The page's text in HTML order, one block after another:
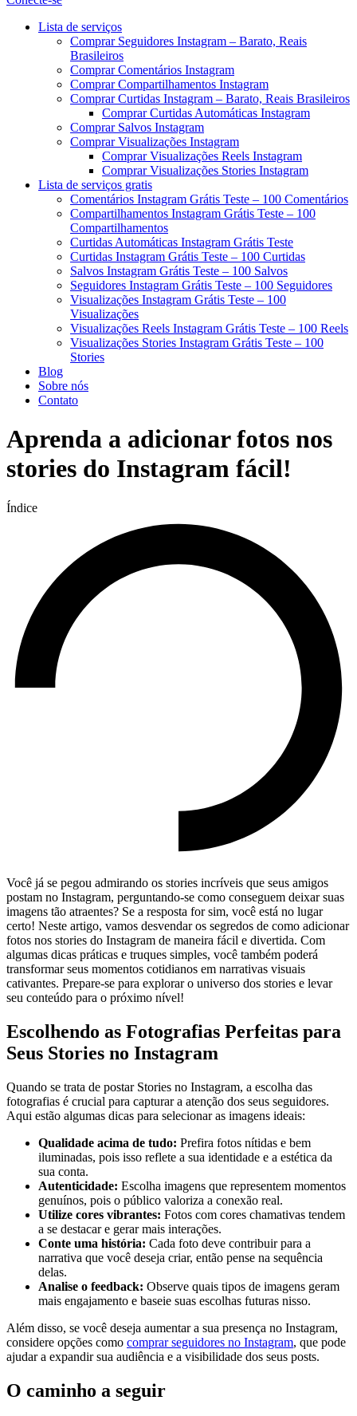
Menu
Lista de serviços
Comprar Seguidores Instagram – Barato, Reais
Brasileiros
Comprar Comentários Instagram
Comprar Compartilhamentos Instagram
Comprar Curtidas Instagram – Barato, Reais Brasileiros
Comprar Curtidas Automáticas Instagram
Comprar Salvos Instagram
Comprar Visualizações Instagram
Comprar Visualizações Reels Instagram
Comprar Visualizações Stories Instagram
Lista de serviços gratis
Comentários Instagram Grátis Teste – 100 Comentários
Compartilhamentos Instagram Grátis Teste – 100
Compartilhamentos
Curtidas Automáticas Instagram Grátis Teste
Curtidas Instagram Grátis Teste – 100 Curtidas
Salvos Instagram Grátis Teste – 100 Salvos
Seguidores Instagram Grátis Teste – 100 Seguidores
Visualizações Instagram Grátis Teste – 100
Visualizações
Visualizações Reels Instagram Grátis Teste – 100 Reels
Visualizações Stories Instagram Grátis Teste – 100
Stories
Blog
Sobre nós
Contato
Aprenda a adicionar fotos nos
stories do Instagram fácil!
Índice
Você já se pegou admirando os stories incríveis que seus amigos
postam​ no Instagram, ⁢perguntando-se como conseguem deixar suas
imagens tão atraentes? Se a resposta for sim,⁣ você está ⁤no lugar
certo! Neste artigo, vamos desvendar os segredos de como adicionar
fotos⁣ nos stories ⁤do Instagram de‍ maneira fácil e divertida. Com
algumas dicas práticas e ​truques simples, você também poderá
transformar seus momentos cotidianos em narrativas visuais
cativantes. Prepare-se para explorar o universo dos stories e‌ levar
seu conteúdo para o próximo nível!
Escolhendo as Fotografias Perfeitas​ para ​
Seus Stories no Instagram
Quando ⁢se trata de postar Stories no Instagram, a escolha das
fotografias é crucial para capturar a ⁣atenção dos seus seguidores.
Aqui estão algumas dicas para selecionar as imagens ideais:
Qualidade acima de tudo: Prefira fotos nítidas e bem
iluminadas, pois isso reflete a sua ​identidade e a estética da
sua conta.
Autenticidade: Escolha imagens que⁤ representem momentos
genuínos, pois o público valoriza a conexão real.
Utilize cores vibrantes: Fotos com cores chamativas tendem
a se destacar e gerar⁣ mais interações.
Conte uma história: Cada foto deve contribuir para a
⁣narrativa⁤ que você deseja criar, então pense​ na sequência
delas.
Analise ‍o feedback: Observe quais tipos de imagens geram
mais engajamento e⁤ baseie suas escolhas futuras nisso.
Além disso, se você deseja aumentar ⁢a sua⁤ presença no Instagram,
considere opções como comprar seguidores⁣ no Instagram, que pode
ajudar a expandir sua audiência e a visibilidade dos seus posts.
O caminho a seguir